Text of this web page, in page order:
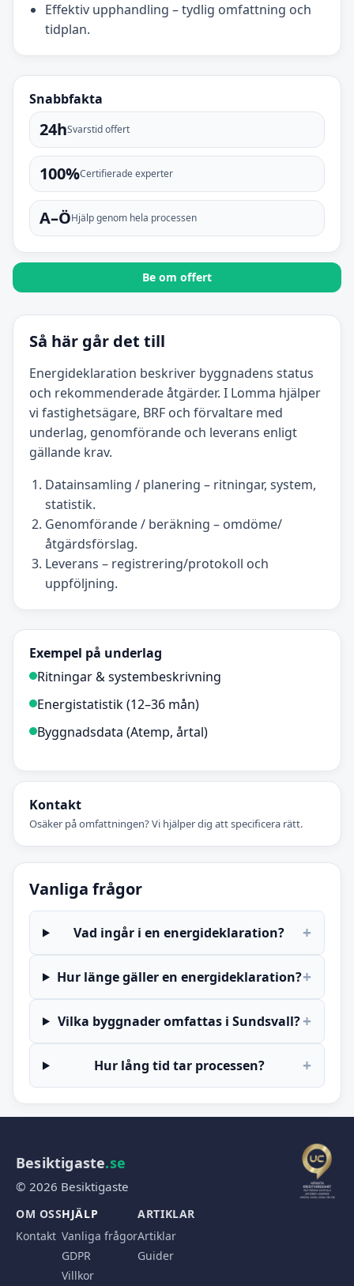
Effektiv upphandling – tydlig omfattning och
tidplan.
Snabbfakta
24hSvarstid offert
100%Certifierade experter
A–ÖHjälp genom hela processen
Be om offert
Så här går det till
Energideklaration beskriver byggnadens status
och rekommenderade åtgärder. I Lomma hjälper
vi fastighetsägare, BRF och förvaltare med
underlag, genomförande och leverans enligt
gällande krav.
Datainsamling / planering – ritningar, system,
statistik.
Genomförande / beräkning – omdöme/
åtgärdsförslag.
Leverans – registrering/protokoll och
uppföljning.
Exempel på underlag
Ritningar & systembeskrivning
Energistatistik (12–36 mån)
Byggnadsdata (Atemp, årtal)
Kontakt
Osäker på omfattningen? Vi hjälper dig att specificera rätt.
Vanliga frågor
Vad ingår i en energideklaration? +
Hur länge gäller en energideklaration?+
Vilka byggnader omfattas i Sundsvall?+
Hur lång tid tar processen? +
Besiktigaste.se
© 2026 Besiktigaste
OM OSS
Kontakt
HJÄLP
Vanliga frågor
GDPR
Villkor
ARTIKLAR
Artiklar
Guider